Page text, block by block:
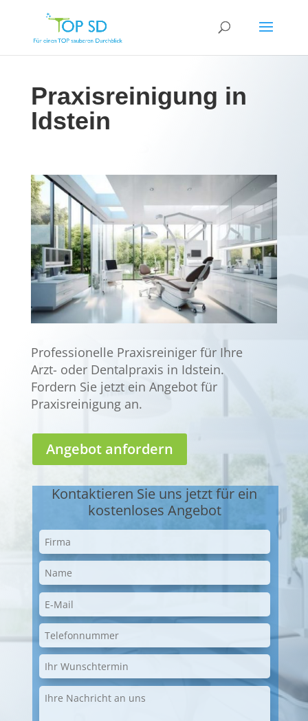
Praxisreinigung in
Idstein
Professionelle Praxisreiniger für Ihre
Arzt- oder Dentalpraxis in Idstein.
Fordern Sie jetzt ein Angebot für
Praxisreinigung an.
Angebot anfordern
Kontaktieren Sie uns jetzt für ein
kostenloses Angebot